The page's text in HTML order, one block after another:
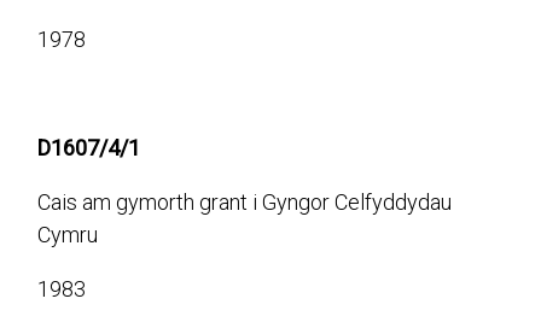
1978
D1607/4/1
Cais am gymorth grant i Gyngor Celfyddydau
Cymru
1983